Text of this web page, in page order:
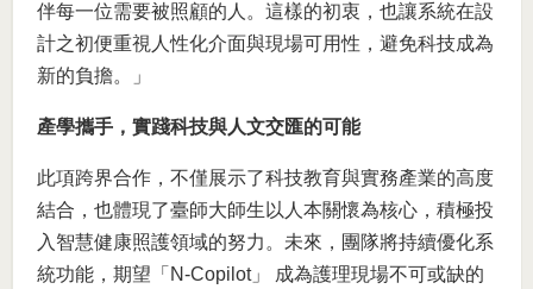
伴每一位需要被照顧的人。這樣的初衷，也讓系統在設
計之初便重視人性化介面與現場可用性，避免科技成為
新的負擔。」
產學攜手，實踐科技與人文交匯的可能
此項跨界合作，不僅展示了科技教育與實務產業的高度
結合，也體現了臺師大師生以人本關懷為核心，積極投
入智慧健康照護領域的努力。未來，團隊將持續優化系
統功能，期望「N-Copilot」 成為護理現場不可或缺的